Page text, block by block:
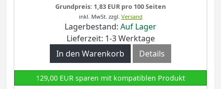
Grundpreis: 1,83 EUR pro 100 Seiten
inkl. MwSt. zzgl. Versand
Lagerbestand: Auf Lager
Lieferzeit: 1-3 Werktage
In den Warenkorb
Details
129,00 EUR sparen mit kompatiblen Produkt